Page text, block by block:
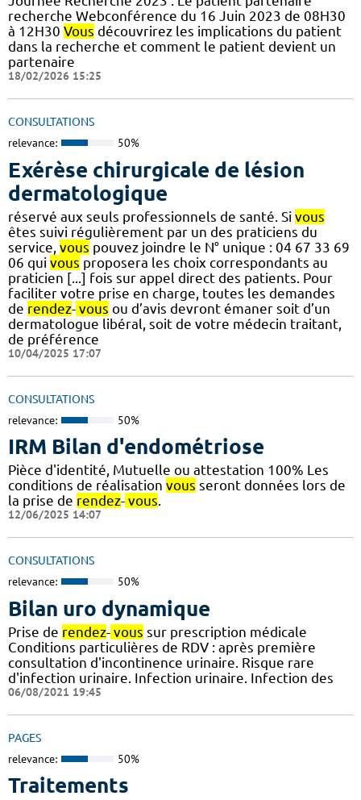
recherche Webconférence du 16 Juin 2023 de 08H30
à 12H30 Vous découvrirez les implications du patient
dans la recherche et comment le patient devient un
partenaire
18/02/2026 15:25
CONSULTATIONS
relevance: 50%
Exérèse chirurgicale de lésion
dermatologique
réservé aux seuls professionnels de santé. Si vous
êtes suivi régulièrement par un des praticiens du
service, vous pouvez joindre le N° unique : 04 67 33 69
06 qui vous proposera les choix correspondants au
praticien [...] fois sur appel direct des patients. Pour
faciliter votre prise en charge, toutes les demandes
de rendez- vous ou d’avis devront émaner soit d’un
dermatologue libéral, soit de votre médecin traitant,
de préférence
10/04/2025 17:07
CONSULTATIONS
relevance: 50%
IRM Bilan d'endométriose
Pièce d'identité, Mutuelle ou attestation 100% Les
conditions de réalisation vous seront données lors de
la prise de rendez- vous.
12/06/2025 14:07
CONSULTATIONS
relevance: 50%
Bilan uro dynamique
Prise de rendez- vous sur prescription médicale
Conditions particulières de RDV : après première
consultation d'incontinence urinaire. Risque rare
d'infection urinaire. Infection urinaire. Infection des
06/08/2021 19:45
PAGES
relevance: 50%
Traitements